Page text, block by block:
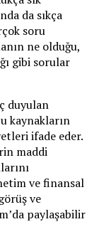
da sıkça
soru
ne olduğu,
gibi sorular
duyulan
kaynakların
ifade eder.
maddi
ve finansal
ve
paylaşabilir